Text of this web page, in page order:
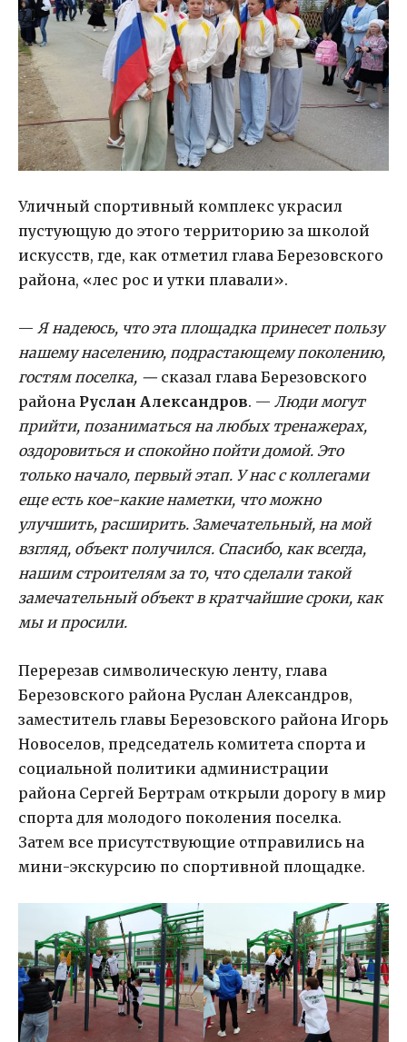
Уличный спортивный комплекс украсил
пустующую до этого территорию за школой
искусств, где, как отметил глава Березовского
района, «лес рос и утки плавали».
— Я надеюсь, что эта площадка принесет пользу
нашему населению, подрастающему поколению,
гостям поселка, — сказал глава Березовского
района Руслан Александров. — Люди могут
прийти, позаниматься на любых тренажерах,
оздоровиться и спокойно пойти домой. Это
только начало, первый этап. У нас с коллегами
еще есть кое-какие наметки, что можно
улучшить, расширить. Замечательный, на мой
взгляд, объект получился. Спасибо, как всегда,
нашим строителям за то, что сделали такой
замечательный объект в кратчайшие сроки, как
мы и просили.
Перерезав символическую ленту, глава
Березовского района Руслан Александров,
заместитель главы Березовского района Игорь
Новоселов, председатель комитета спорта и
социальной политики администрации
района Сергей Бертрам открыли дорогу в мир
спорта для молодого поколения поселка.
Затем все присутствующие отправились на
мини-экскурсию по спортивной площадке.